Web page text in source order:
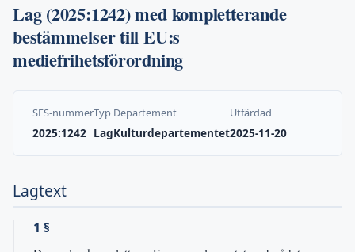
Lag (2025:1242) med kompletterande
bestämmelser till EU:s
mediefrihetsförordning
SFS-nummer
2025:1242
Typ
Lag
Departement
Kulturdepartementet
Utfärdad
2025-11-20
Lagtext
1 §